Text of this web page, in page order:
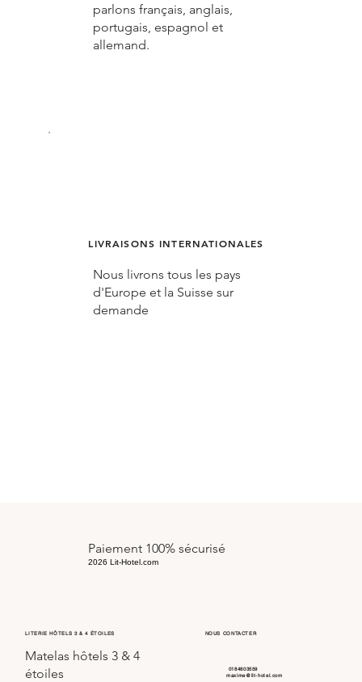
parlons français, anglais,
portugais, espagnol et
allemand.
LIVRAISONS INTERNATIONALES
Nous livrons tous les pays
d'Europe et la Suisse sur
demande
Paiement 100% sécurisé
2026 Lit-Hotel.com
LITERIE HÔTELS 3 & 4 ÉTOILES
Matelas hôtels 3 & 4
étoiles
NOUS CONTACTER
0184803559
maxime@lit-hotel.com